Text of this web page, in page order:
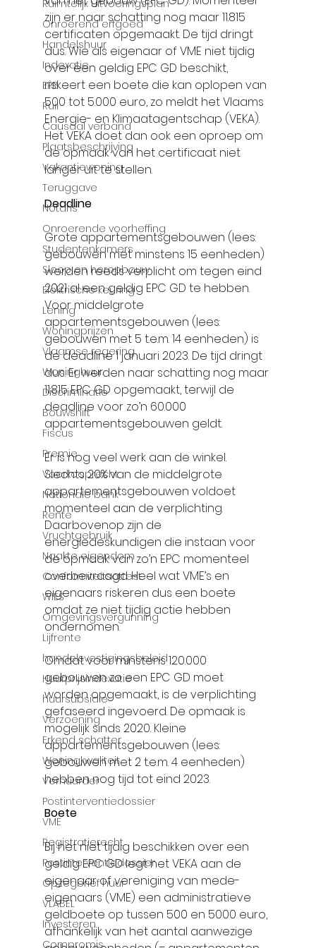
Ruimtelijk uitvoeringsplan
Onroerend erfgoed
Handelshuur
Indexatie
EPB
Ruil
Causaal verband
Plaatsbeschrijving
Vakantiewoning
Teruggave
Notaris
Onroerende voorheffing
Studentenkamers
Sloop en heropbouw
Elektrische keuring
Lening
Woningprijzen
Vlaamse regering
Woninghuur
Discriminatie
Bouwshift
Fiscus
Premie
Voorkooprecht
Nationale bank
Rente
Vruchtgebruik
Naakte eigendom
Conformiteitsattest
WIES
Omgevingsvergunning
Lijfrente
handelsvestigingsbeleid
Huurprijsindexatie
huursubsidie
Verzoening
Erkend schatter
Woningkwaliteit
Verhuurder
Postinterventiedossier
VME
Registratierecht
Postinterventiedossier
Opzegbrief huur
VLABEL
Investeren
Compromis
zijn er naar schatting nog maar 11.815
certificaten opgemaakt. De tijd dringt
dus. Wie als eigenaar of VME niet tijdig
over een geldig EPC GD beschikt,
riskeert een boete die kan oplopen van
500 tot 5.000 euro, zo meldt het Vlaams
Energie- en Klimaatagentschap (VEKA).
Het VEKA doet dan ook een oproep om
de opmaak van het certificaat niet
langer uit te stellen.
Deadline
Grote appartementsgebouwen (lees:
gebouwen met minstens 15 eenheden)
werden reeds verplicht om tegen eind
2021 al een geldig EPC GD te hebben.
Voor middelgrote
appartementsgebouwen (lees:
gebouwen met 5 t.e.m. 14 eenheden) is
de deadline 1 januari 2023. De tijd dringt
dus. Er werden naar schatting nog maar
11.815 EPC GD opgemaakt, terwijl de
deadline voor zo’n 60.000
appartementsgebouwen geldt.
Er is nog veel werk aan de winkel.
Slechts 20% van de middelgrote
appartementsgebouwen voldoet
momenteel aan de verplichting.
Daarbovenop zijn de
energiedeskundigen die instaan voor
de opmaak van zo’n EPC momenteel
overbevraagd. Heel wat VME’s en
eigenaars riskeren dus een boete
omdat ze niet tijdig actie hebben
ondernomen.
Omdat voor minstens 120.000
gebouwen zo een EPC GD moet
worden opgemaakt, is de verplichting
gefaseerd ingevoerd. De opmaak is
mogelijk sinds 2020. Kleine
appartementsgebouwen (lees:
gebouwen met 2 t.e.m. 4 eenheden)
hebben nog tijd tot eind 2023.
Boete
Bij het niet tijdig beschikken over een
geldig EPC GD legt het VEKA aan de
eigenaar of vereniging van mede-
eigenaars (VME) een administratieve
geldboete op tussen 500 en 5000 euro,
afhankelijk van het aantal aanwezige